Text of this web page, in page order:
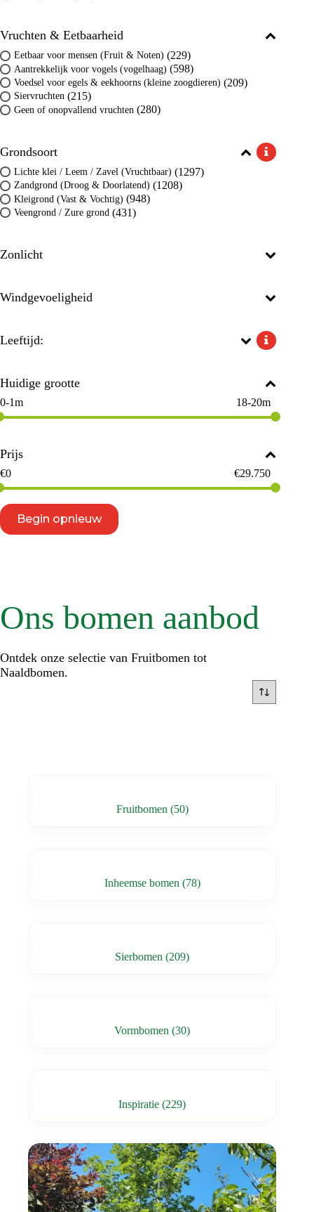
Ons bomen aanbod
Ontdek onze selectie van Fruitbomen tot
Naaldbomen.
Fruitbomen (50)
Inheemse bomen (78)
Sierbomen(209)
Vormbomen(30)
Inspiratie(229)
Vruchten & Eetbaarheid
Eetbaar voor mensen (Fruit & Noten) (229)
Aantrekkelijk voor vogels (vogelhaag) (598)
Voedsel voor egels & eekhoorns (kleine zoogdieren) (209)
Siervruchten (215)
Geen of onopvallend vruchten (280)
Grondsoort
Lichte klei / Leem / Zavel (Vruchtbaar) (1297)
Zandgrond (Droog & Doorlatend) (1208)
Kleigrond (Vast & Vochtig) (948)
Veengrond / Zure grond (431)
Zonlicht
Windgevoeligheid
Leeftijd:
Huidige grootte
0-1m 18-20m
Prijs
€0 €29.750
Begin opnieuw